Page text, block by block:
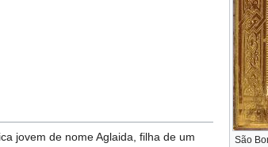
São
jovem de nome Aglaida, filha de um